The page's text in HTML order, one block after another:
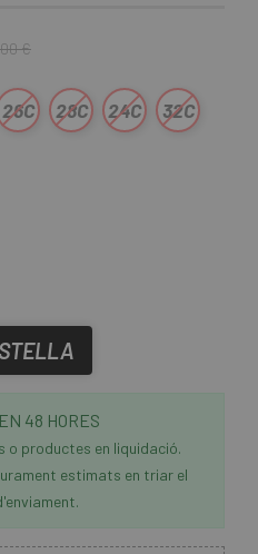
€
26C 28C 24C 32C
48 HORES
o productes en liquidació.
estimats en triar el